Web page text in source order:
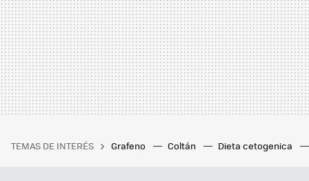
TEMAS DE INTERÉS Grafeno Coltán Dieta cetogenica